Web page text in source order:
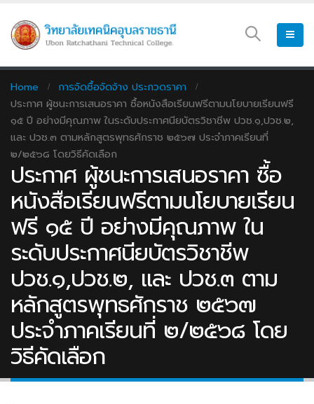
Home
การจัดซื้อจัดจ้าง ประกวดราคา
ประกาศ ผู้ชนะการเสนอราคา ซื้อหนังสือเรียนฟรีตามนโยบายเรียนฟรี
๑๕ ปี อย่างมีคุณภาพ ในระดับประกาศนียบัตรวิชาชีพ ปวช.๑,ปวช.๒,
และ ปวช.๓ ตามหลักสูตรพุทธศักราช ๒๕๖๗ ประจำภาคเรียนที่
๒/๒๕๖๘ โดยวิธีคัดเลือก
ประกาศ ผู้ชนะการเสนอราคา ซื้อ
หนังสือเรียนฟรีตามนโยบายเรียน
ฟรี ๑๕ ปี อย่างมีคุณภาพ ใน
ระดับประกาศนียบัตรวิชาชีพ
ปวช.๑,ปวช.๒, และ ปวช.๓ ตาม
หลักสูตรพุทธศักราช ๒๕๖๗
ประจำภาคเรียนที่ ๒/๒๕๖๘ โดย
วิธีคัดเลือก